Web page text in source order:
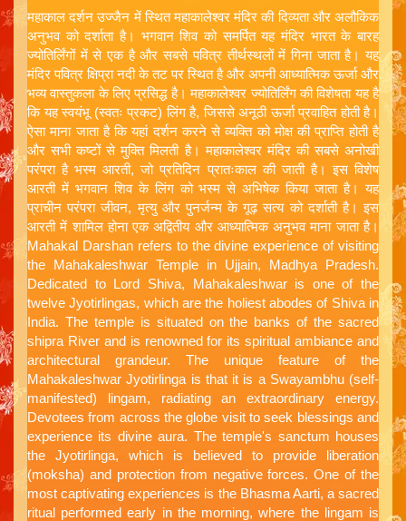
महाकाल दर्शन उज्जैन में स्थित महाकालेश्वर मंदिर की दिव्यता और अलौकिक
अनुभव को दर्शाता है। भगवान शिव को समर्पित यह मंदिर भारत के बारह
ज्योतिर्लिंगों में से एक है और सबसे पवित्र तीर्थस्थलों में गिना जाता है। यह
मंदिर पवित्र क्षिप्रा नदी के तट पर स्थित है और अपनी आध्यात्मिक ऊर्जा और
भव्य वास्तुकला के लिए प्रसिद्ध है। महाकालेश्वर ज्योतिर्लिंग की विशेषता यह है
कि यह स्वयंभू (स्वतः प्रकट) लिंग है, जिससे अनूठी ऊर्जा प्रवाहित होती है।
ऐसा माना जाता है कि यहां दर्शन करने से व्यक्ति को मोक्ष की प्राप्ति होती है
और सभी कष्टों से मुक्ति मिलती है। महाकालेश्वर मंदिर की सबसे अनोखी
परंपरा है भस्म आरती, जो प्रतिदिन प्रातःकाल की जाती है। इस विशेष
आरती में भगवान शिव के लिंग को भस्म से अभिषेक किया जाता है। यह
प्राचीन परंपरा जीवन, मृत्यु और पुनर्जन्म के गूढ़ सत्य को दर्शाती है। इस
आरती में शामिल होना एक अद्वितीय और आध्यात्मिक अनुभव माना जाता है।
Mahakal Darshan refers to the divine experience of visiting
the Mahakaleshwar Temple in Ujjain, Madhya Pradesh.
Dedicated to Lord Shiva, Mahakaleshwar is one of the
twelve Jyotirlingas, which are the holiest abodes of Shiva in
India. The temple is situated on the banks of the sacred
shipra River and is renowned for its spiritual ambiance and
architectural grandeur. The unique feature of the
Mahakaleshwar Jyotirlinga is that it is a Swayambhu (self-
manifested) lingam, radiating an extraordinary energy.
Devotees from across the globe visit to seek blessings and
experience its divine aura. The temple's sanctum houses
the Jyotirlinga, which is believed to provide liberation
(moksha) and protection from negative forces. One of the
most captivating experiences is the Bhasma Aarti, a sacred
ritual performed early in the morning, where the lingam is